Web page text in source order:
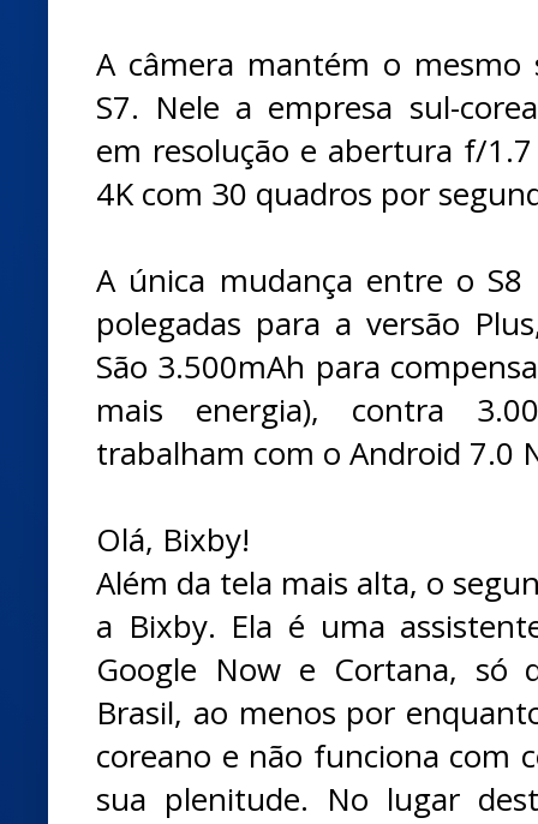
A câmera mantém o mesmo
S7. Nele a empresa sul-
em resolução e abertura f/
4K com 30 quadros por
A única mudança entre o
polegadas para a versão
São 3.500mAh para
mais energia), contra
trabalham com o Android 7.0
Olá, Bixby!
Além da tela mais alta, o
a Bixby. Ela é uma
Google Now e Cortana, só
Brasil, ao menos por
coreano e não funciona com
sua plenitude. No lugar